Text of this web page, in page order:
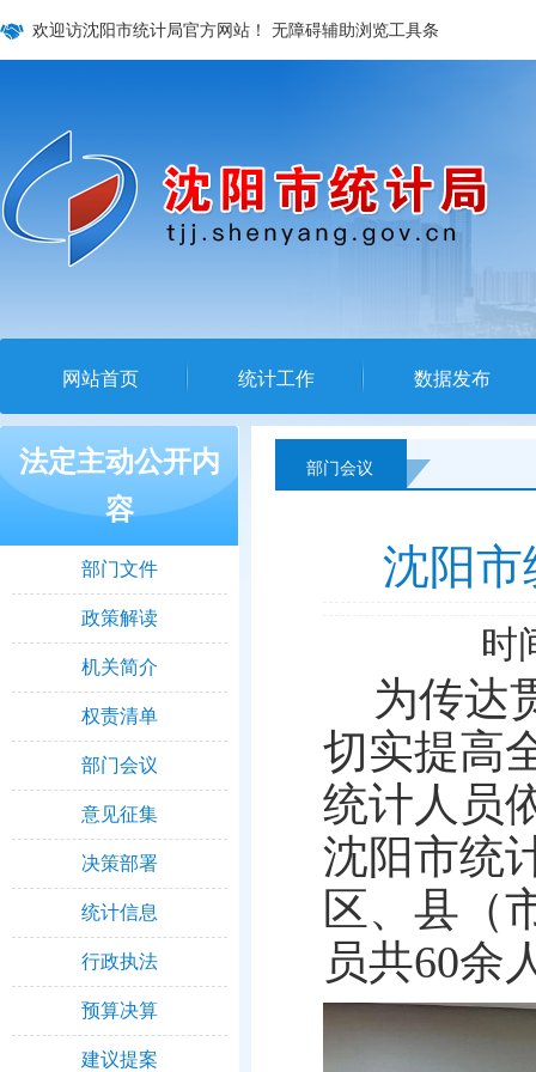
欢迎访沈阳市统计局官方网站！ 无障碍辅助浏览工具条
网站首页 统计工作 数据发布
法定主动公开内
容
部门文件
政策解读
机关简介
权责清单
部门会议
意见征集
决策部署
统计信息
行政执法
预算决算
建议提案
部门会议
沈阳市
时
为传达
切实提高
统计人员
沈阳市统
区、县（
员共60余